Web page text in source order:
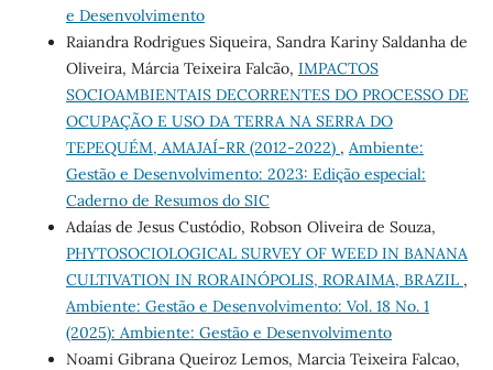
e Desenvolvimento
Raiandra Rodrigues Siqueira, Sandra Kariny Saldanha de
Oliveira, Márcia Teixeira Falcão, IMPACTOS
SOCIOAMBIENTAIS DECORRENTES DO PROCESSO DE
OCUPAÇÃO E USO DA TERRA NA SERRA DO
TEPEQUÉM, AMAJAÍ-RR (2012-2022) , Ambiente:
Gestão e Desenvolvimento: 2023: Edição especial:
Caderno de Resumos do SIC
Adaías de Jesus Custódio, Robson Oliveira de Souza,
PHYTOSOCIOLOGICAL SURVEY OF WEED IN BANANA
CULTIVATION IN RORAINÓPOLIS, RORAIMA, BRAZIL ,
Ambiente: Gestão e Desenvolvimento: Vol. 18 No. 1
(2025): Ambiente: Gestão e Desenvolvimento
Noami Gibrana Queiroz Lemos, Marcia Teixeira Falcao,